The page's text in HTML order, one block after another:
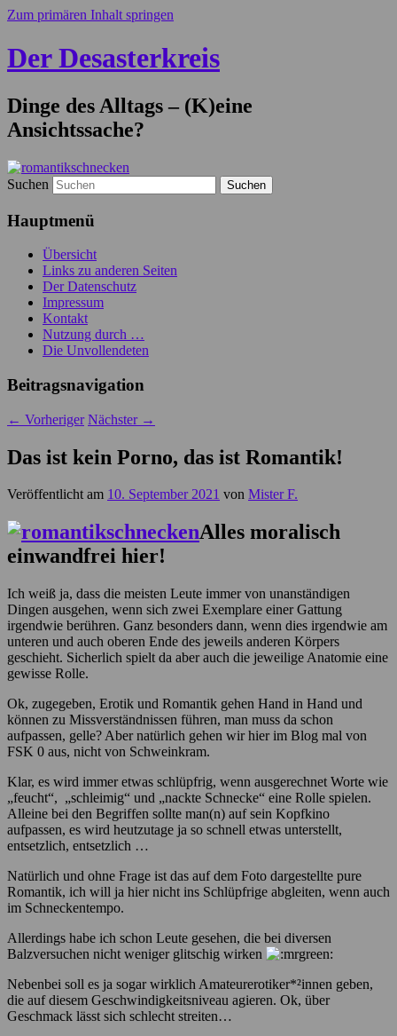
Zum primären Inhalt springen
Der Desasterkreis
Dinge des Alltags – (K)eine
Ansichtssache?
Suchen
Hauptmenü
Übersicht
Links zu anderen Seiten
Der Datenschutz
Impressum
Kontakt
Nutzung durch …
Die Unvollendeten
Beitragsnavigation
← Vorheriger Nächster →
Das ist kein Porno, das ist Romantik!
Veröffentlicht am 10. September 2021 von Mister F.
Alles moralisch
einwandfrei hier!
Ich weiß ja, dass die meisten Leute immer von unanständigen
Dingen ausgehen, wenn sich zwei Exemplare einer Gattung
irgendwie berühren. Ganz besonders dann, wenn dies irgendwie am
unteren und auch oberen Ende des jeweils anderen Körpers
geschieht. Sicherlich spielt da aber auch die jeweilige Anatomie eine
gewisse Rolle.
Ok, zugegeben, Erotik und Romantik gehen Hand in Hand und
können zu Missverständnissen führen, man muss da schon
aufpassen, gelle? Aber natürlich gehen wir hier im Blog mal von
FSK 0 aus, nicht von Schweinkram.
Klar, es wird immer etwas schlüpfrig, wenn ausgerechnet Worte wie
„feucht“, „schleimig“ und „nackte Schnecke“ eine Rolle spielen.
Alleine bei den Begriffen sollte man(n) auf sein Kopfkino
aufpassen, es wird heutzutage ja so schnell etwas unterstellt,
entsetzlich, entsetzlich …
Natürlich und ohne Frage ist das auf dem Foto dargestellte pure
Romantik, ich will ja hier nicht ins Schlüpfrige abgleiten, wenn auch
im Schneckentempo.
Allerdings habe ich schon Leute gesehen, die bei diversen
Balzversuchen nicht weniger glitschig wirken
Nebenbei soll es ja sogar wirklich Amateurerotiker*²innen geben,
die auf diesem Geschwindigkeitsniveau agieren. Ok, über
Geschmack lässt sich schlecht streiten…